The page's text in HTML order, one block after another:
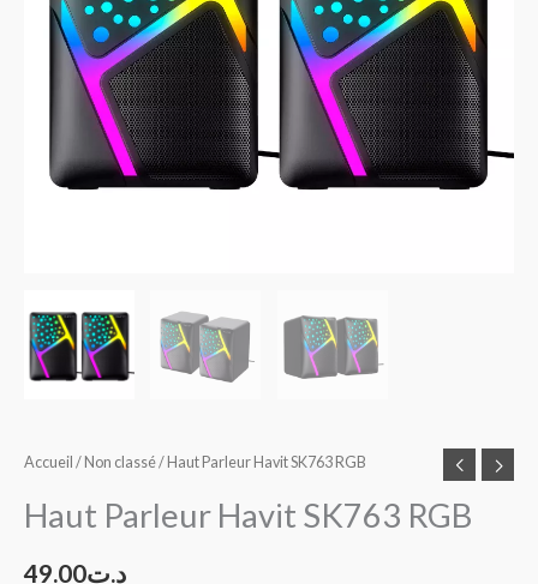
Accueil / Non classé/ Haut Parleur Havit SK763 RGB
Haut Parleur Havit SK763 RGB
د.ت49.00